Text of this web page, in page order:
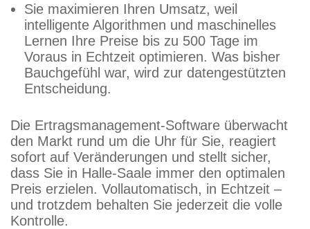
Sie maximieren Ihren Umsatz, weil
intelligente Algorithmen und maschinelles
Lernen Ihre Preise bis zu 500 Tage im
Voraus in Echtzeit optimieren. Was bisher
Bauchgefühl war, wird zur datengestützten
Entscheidung.
Die Ertragsmanagement-Software überwacht
den Markt rund um die Uhr für Sie, reagiert
sofort auf Veränderungen und stellt sicher,
dass Sie in Halle-Saale immer den optimalen
Preis erzielen. Vollautomatisch, in Echtzeit –
und trotzdem behalten Sie jederzeit die volle
Kontrolle.